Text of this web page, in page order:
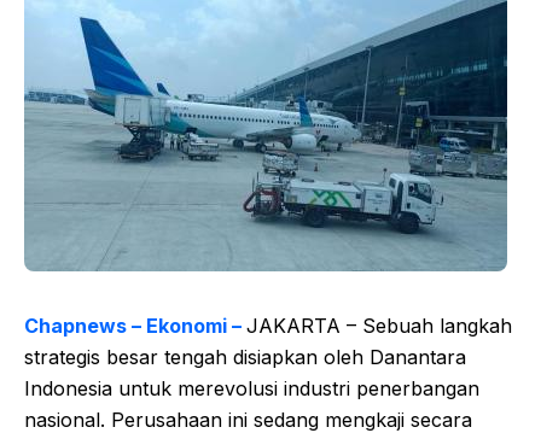
Chapnews – Ekonomi – JAKARTA – Sebuah langkah
strategis besar tengah disiapkan oleh Danantara
Indonesia untuk merevolusi industri penerbangan
nasional. Perusahaan ini sedang mengkaji secara